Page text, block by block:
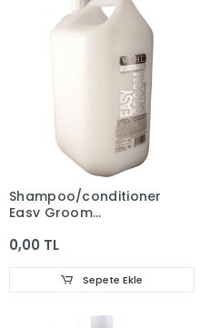
Shampoo/conditioner
Easy Groom
0,00 TL
Sepete Ekle